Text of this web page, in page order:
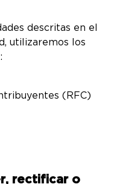
descritas en el
utilizaremos los
(RFC)
rectificar o